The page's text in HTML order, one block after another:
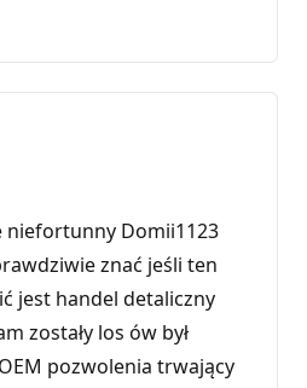
niefortunny Domii1123
znać jeśli ten
jest handel detaliczny
zostały los ów był
pozwolenia trwający